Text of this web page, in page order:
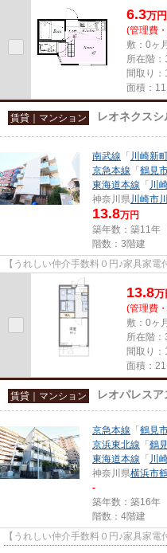
6.3万円
(管理費
敷：0ヶ
所在階：
間取り：
面積：
賃貸｜マンション レオネクス
南武線 「 川崎新
京急本線 「 鶴見
東海道本線 「 川
神奈川県川崎市
13.8万円
築年数：築11年
階数：3階建
【うれしい仲介手数料０円♪家具家電
13.8万
(管理費
敷：0ヶ
所在階：
間取り：
面積：
賃貸｜マンション レオパレス
京急本線 「 鶴見
京浜東北線 「 鶴
東海道本線 「 川
神奈川県横浜市
-
築年数：築16年
階数：4階建
【うれしい仲介手数料０円♪家具家電